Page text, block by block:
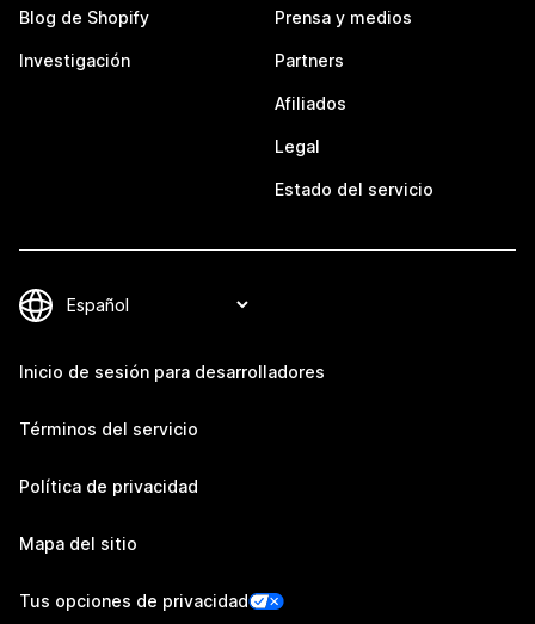
Blog de Shopify
Investigación
Prensa y medios
Partners
Afiliados
Legal
Estado del servicio
Inicio de sesión para desarrolladores
Términos del servicio
Política de privacidad
Mapa del sitio
Tus opciones de privacidad